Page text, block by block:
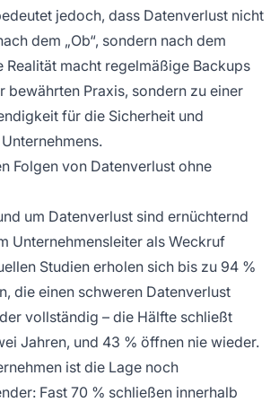
jedoch, dass Datenverlust nicht
dem „Ob“, sondern nach dem
Realität macht regelmäßige Backups
bewährten Praxis, sondern zu einer
für die Sicherheit und
Folgen von Datenverlust ohne
um Datenverlust sind ernüchternd
Unternehmensleiter als Weckruf
Studien erholen sich bis zu 94 %
die einen schweren Datenverlust
vollständig – die Hälfte schließt
Jahren, und 43 % öffnen nie wieder.
ist die Lage noch
Fast 70 % schließen innerhalb